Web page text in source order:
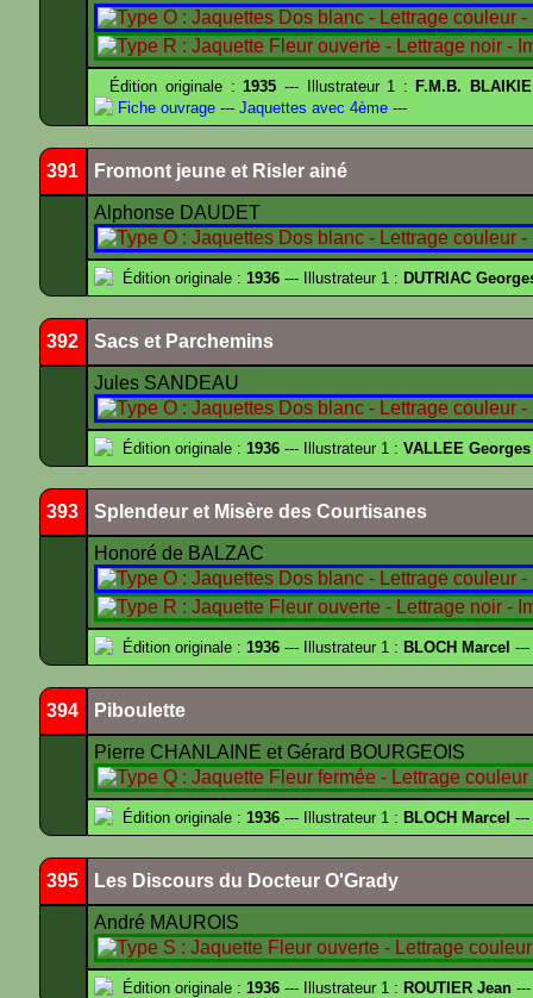
Édition originale :1935 --- Illustrateur 1 : F.M.B.
Fiche ouvrage --- Jaquettes avec 4ème ---
391 Fromont jeune et Risler ainé
Alphonse DAUDET
Édition originale : 1936 --- Illustrateur 1 : DUTRIAC
392 Sacs et Parchemins
Jules SANDEAU
Édition originale : 1936 --- Illustrateur 1 : VALLEE Georges
393 Splendeur et Misère des Courtisanes
Honoré de BALZAC
Édition originale : 1936 --- Illustrateur 1 : BLOCH Marcel ---
394 Piboulette
Pierre CHANLAINE et Gérard BOURGEOIS
Édition originale : 1936 --- Illustrateur 1 : BLOCH Marcel ---
395 Les Discours du Docteur O'Grady
André MAUROIS
Édition originale : 1936 --- Illustrateur 1 : ROUTIER Jean ---